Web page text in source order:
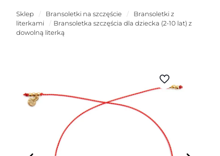
Sklep / Bransoletki na szczęście /
Bransoletki z
literkami
/ Bransoletka szczęścia dla dziecka (2-10 lat) z
dowolną literką